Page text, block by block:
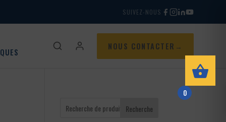
SUIVEZ-NOUS
NOUS CONTACTER
Recherche
0